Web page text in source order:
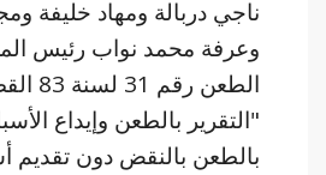
ناجي دربالة ومهاد خليفة
"التقرير بالطعن وإيداع
بالطعن بالنقض دون تقديم